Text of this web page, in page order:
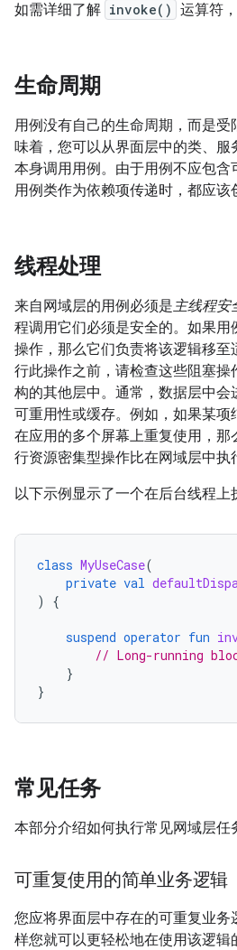
如需详细了解 invoke() 运算符
生命周期
用例没有自己的生命周期，而是
味着，您可以从界面层中的类、服
本身调用用例。由于用例不应包
用例类作为依赖项传递时，都应该
线程处理
来自网域层的用例必须是主线程安
程调用它们必须是安全的。如果用
操作，那么它们负责将该逻辑移
行此操作之前，请检查这些阻塞
构的其他层中。通常，数据层中
可重用性或缓存。例如，如果某项
在应用的多个屏幕上重复使用，
行资源密集型操作比在网域层中执
以下示例显示了一个在后台线程上
class MyUseCase(
private val
)
{
suspend operator fun
// Long-running
}
}
常见任务
本部分介绍如何执行常见网域层任
可重复使用的简单业务逻辑
您应将界面层中存在的可重复业
样您就可以更轻松地在使用该逻辑